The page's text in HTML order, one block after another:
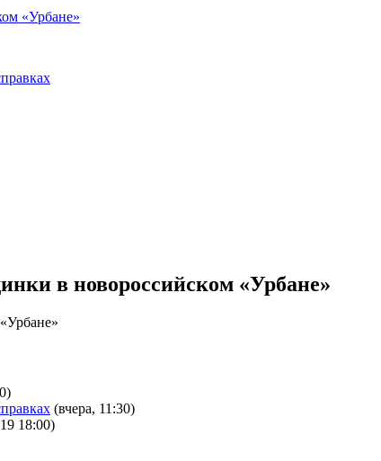
«Урбане»
в новороссийском «Урбане»
(вчера, 11:30)
18:00)